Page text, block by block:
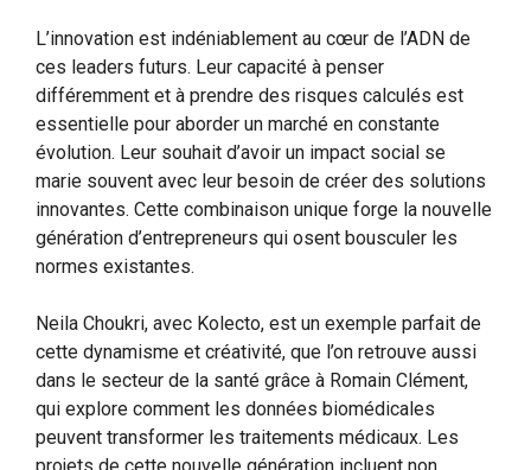
L’innovation est indéniablement au cœur de l’ADN de
ces leaders futurs. Leur capacité à penser
différemment et à prendre des risques calculés est
essentielle pour aborder un marché en constante
évolution. Leur souhait d’avoir un impact social se
marie souvent avec leur besoin de créer des solutions
innovantes. Cette combinaison unique forge la nouvelle
génération d’entrepreneurs qui osent bousculer les
normes existantes.
Neila Choukri, avec Kolecto, est un exemple parfait de
cette dynamisme et créativité, que l’on retrouve aussi
dans le secteur de la santé grâce à Romain Clément,
qui explore comment les données biomédicales
peuvent transformer les traitements médicaux. Les